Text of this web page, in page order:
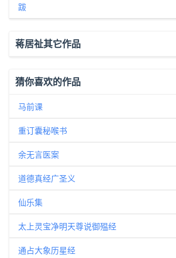
跋
蒋居祉其它作品
猜你喜欢的作品
马前课
重订囊秘喉书
余无言医案
道德真经广圣义
仙乐集
太上灵宝净明天尊说御殟经
通占大象历星经